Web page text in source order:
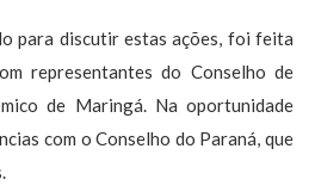
para discutir estas ações, foi feita
representantes do Conselho de
de Maringá. Na oportunidade
com o Conselho do Paraná, que